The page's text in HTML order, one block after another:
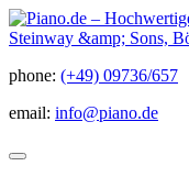
phone: (+49) 09736/657
email: info@piano.de